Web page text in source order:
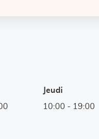
Jeudi
10:00 - 19:00